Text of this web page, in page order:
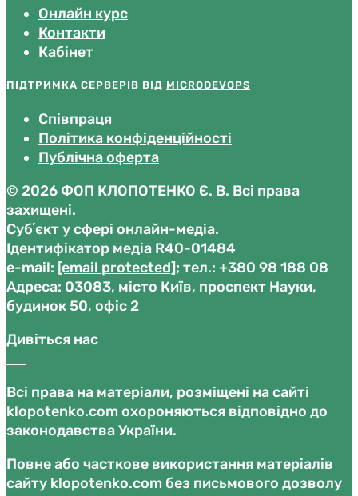
Онлайн курс
Контакти
Кабінет
ПІДТРИМКА СЕРВЕРІВ ВІД MICRODEVOPS
Співпраця
Політика конфіденційності
Публічна оферта
© 2026 ФОП КЛОПОТЕНКО Є. В. Всі права
захищені.
Субʼєкт у сфері онлайн-медіа.
Ідентифікатор медіа R40-01484
е-mail: [email protected]; тел.: +380 98 188 08
Адреса: 03083, місто Київ, проспект Науки,
будинок 50, офіс 2
Дивіться нас
Всі права на матеріали, розміщені на сайті
klopotenko.com охороняються відповідно до
законодавства України.
Повне або часткове використання матеріалів
сайту klopotenko.com без письмового дозволу